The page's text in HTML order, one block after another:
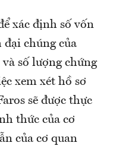
xác định số vốn
chúng của
số lượng chứng
xem xét hồ sơ
sẽ được thực
thức của cơ
của cơ quan